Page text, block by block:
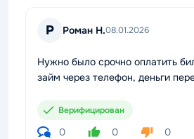
Р Роман Н.08.01.2026
Нужно было срочно оплатить
займ через телефон, деньги
Верифицирован
0 0
0